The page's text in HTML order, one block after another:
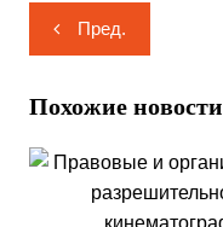
Навигация
по
записям
Пред.
Похожие новости